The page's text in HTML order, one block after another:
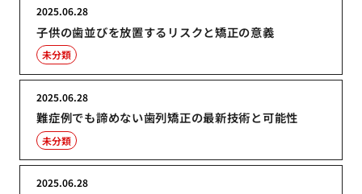
子供の歯並びを放置するリスクと矯正の意義
2025.06.28
未分類
難症例でも諦めない歯列矯正の最新技術と可能性
2025.06.28
未分類
2025.06.28